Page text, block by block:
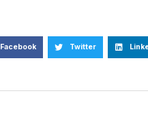
Facebook Twitter